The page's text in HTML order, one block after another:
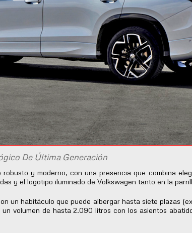
De Última Generación
y moderno, con una presencia que combina
y el logotipo iluminado de Volkswagen tanto en la
un habitáculo que puede albergar hasta siete plazas
volumen de hasta 2.090 litros con los asientos